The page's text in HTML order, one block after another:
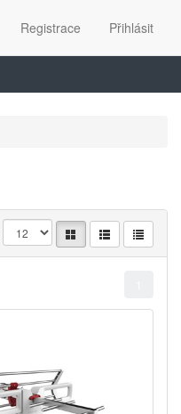
Registrace Přihlásit